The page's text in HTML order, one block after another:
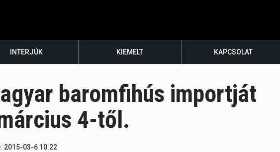
INTERJÚK KIEMELT KAPCSOLAT
baromfihús importját
4-től.
2015-03-6 10:22